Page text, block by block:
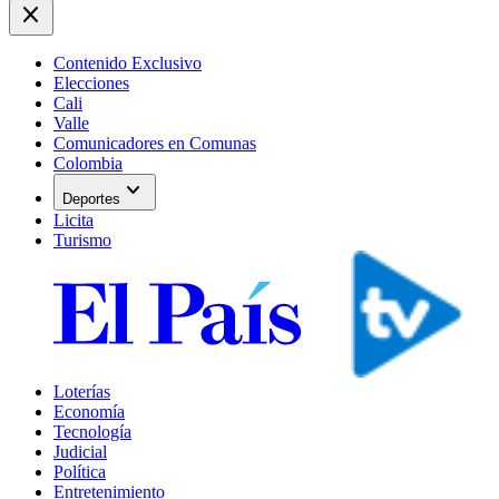
close
Contenido Exclusivo
Elecciones
Cali
Valle
Comunicadores en Comunas
Colombia
Deportes expand_more
Licita
Turismo
Loterías
Economía
Tecnología
Judicial
Política
Entretenimiento